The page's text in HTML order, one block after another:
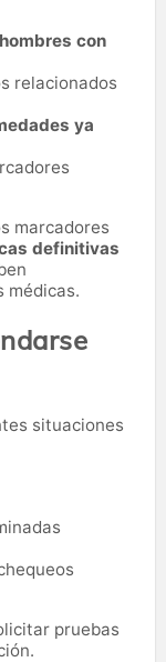
con
relacionados
ya
marcadores
definitivas
médicas.
situaciones
pruebas